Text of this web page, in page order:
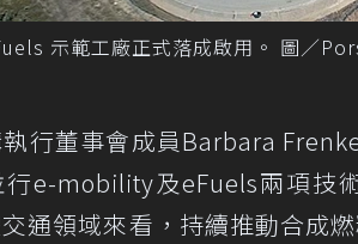
示範工廠正式落成啟用。 圖／
行董事會成員Barbara
行e-mobility及eFuels兩項技
通領域來看，持續推動合成